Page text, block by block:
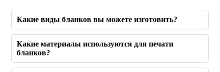
Какие виды бланков вы можете изготовить?
Какие материалы используются для печати
бланков?